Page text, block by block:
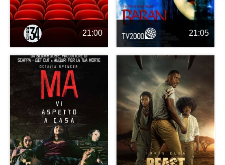
21:00 21:05